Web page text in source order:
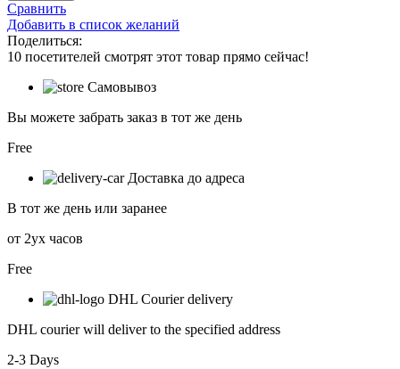
Сравнить
Добавить в список желаний
Поделиться:
10 посетителей смотрят этот товар прямо сейчас!
Самовывоз
Вы можете забрать заказ в тот же день
Free
Доставка до адреса
В тот же день или заранее
от 2ух часов
Free
DHL Courier delivery
DHL courier will deliver to the specified address
2-3 Days